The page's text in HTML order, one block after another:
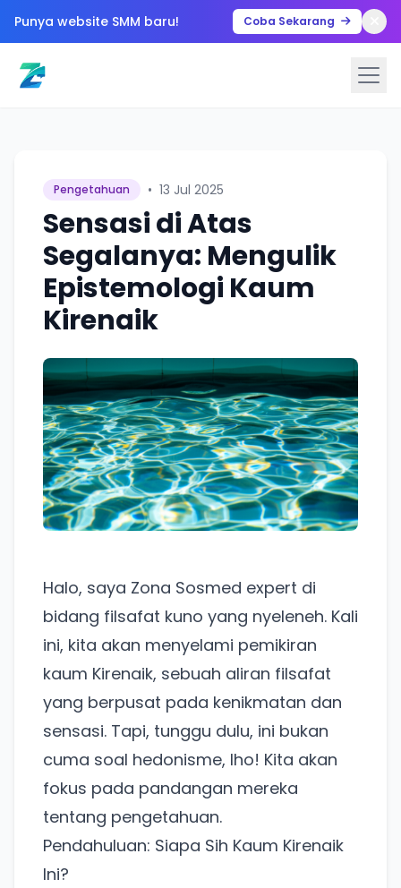
Punya website SMM baru! Coba Sekarang
Pengetahuan • 13 Jul 2025
Sensasi di Atas
Segalanya: Mengulik
Epistemologi Kaum
Kirenaik
Halo, saya Zona Sosmed expert di
bidang filsafat kuno yang nyeleneh. Kali
ini, kita akan menyelami pemikiran
kaum Kirenaik, sebuah aliran filsafat
yang berpusat pada kenikmatan dan
sensasi. Tapi, tunggu dulu, ini bukan
cuma soal hedonisme, lho! Kita akan
fokus pada pandangan mereka
tentang pengetahuan.
Pendahuluan: Siapa Sih Kaum Kirenaik
Ini?